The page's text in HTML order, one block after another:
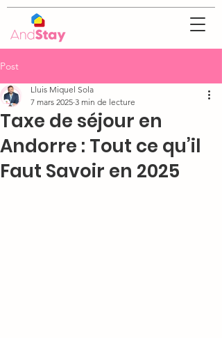
Post
Taxe de séjour en
Andorre : Tout ce qu’il
Faut Savoir en 2025
Lluis Miquel Sola
7 mars 2025 3 min de lecture